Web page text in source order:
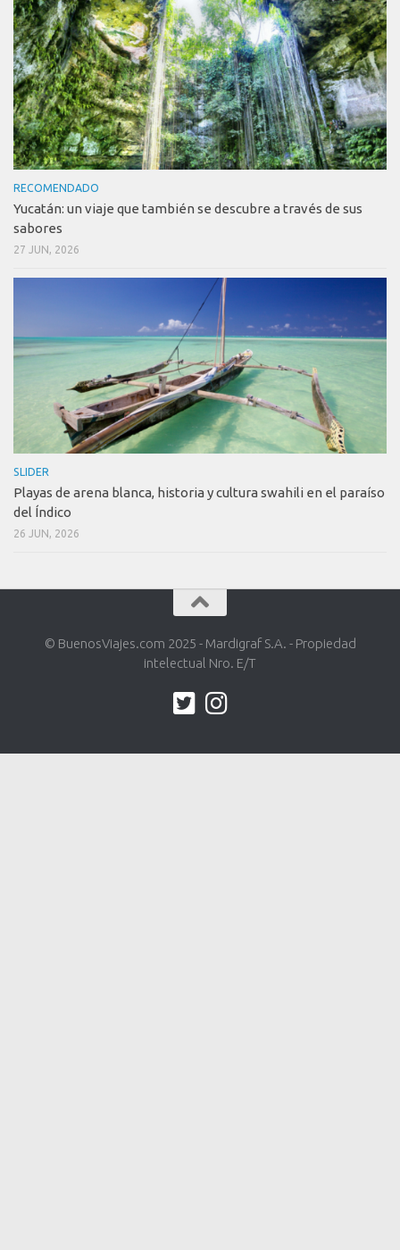
RECOMENDADO
Yucatán: un viaje que también se descubre a través de sus
sabores
27 JUN, 2026
SLIDER
Playas de arena blanca, historia y cultura swahili en el paraíso
del Índico
26 JUN, 2026
© BuenosViajes.com 2025 - Mardigraf S.A. - Propiedad
intelectual Nro. E/T